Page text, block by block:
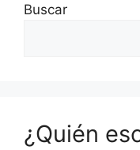
Buscar
¿Quién